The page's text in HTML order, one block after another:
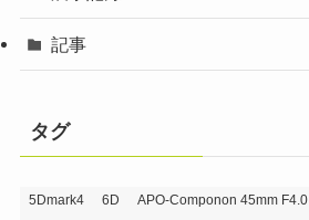
記事
タグ
5Dmark4 6D APO-Componon 45mm F4.0